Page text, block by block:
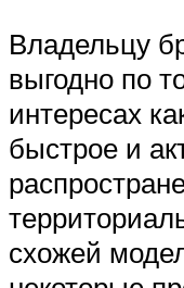
Владельцу
выгодно по
интересах
быстрое и
схожей